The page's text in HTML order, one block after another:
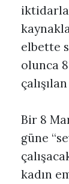
elbette
olunca
Bir 8
güne
kadın